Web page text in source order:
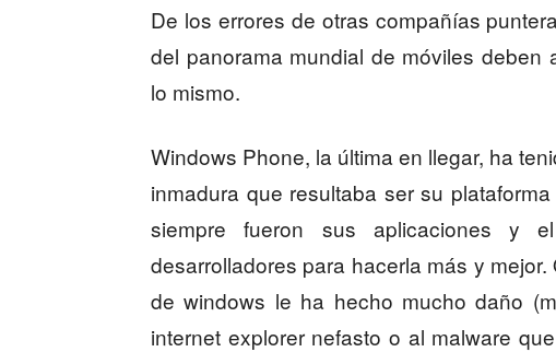
De los errores de otras compañías
del panorama mundial de móviles
lo mismo.
Windows Phone, la última en llegar, ha
inmadura que resultaba ser su
siempre fueron sus aplicaciones y
desarrolladores para hacerla más y
de windows le ha hecho mucho daño
internet explorer nefasto o al malware